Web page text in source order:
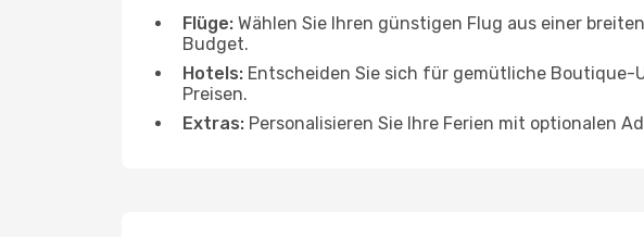
Flüge: Wählen Sie Ihren günstigen Flug aus einer
Budget.
Hotels: Entscheiden Sie sich für gemütliche Boutique-
Preisen.
Extras: Personalisieren Sie Ihre Ferien mit optionalen